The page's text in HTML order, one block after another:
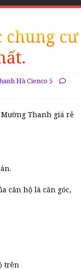
chung cư
Hà Cienco 5
Thanh giá rẻ
căn hộ là căn góc,
trên